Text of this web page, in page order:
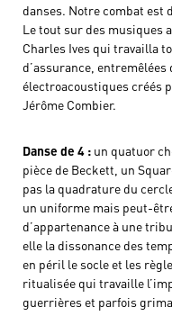
danses. Notre combat est
Le tout sur des musiques
Charles Ives qui travailla
d’assurance, entremêlées
électroacoustiques créés
Jérôme Combier.
Danse de 4 : un quatuor
pièce de Beckett, un
pas la quadrature du
un uniforme mais peut-
d’appartenance à une
elle la dissonance des
en péril le socle et les
ritualisée qui travaille
guerrières et parfois